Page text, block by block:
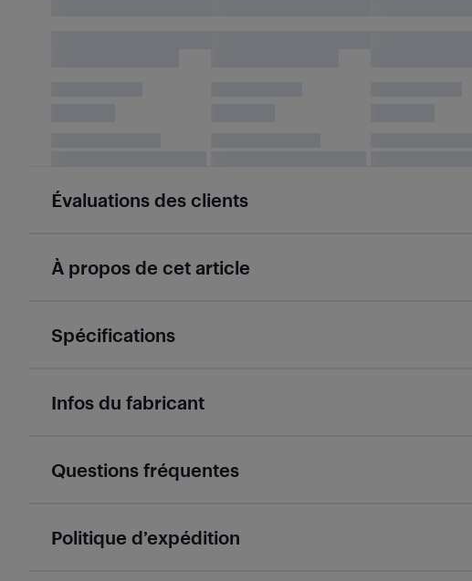
Évaluations des clients
À propos de cet article
Spécifications
Infos du fabricant
Questions fréquentes
Politique d’expédition